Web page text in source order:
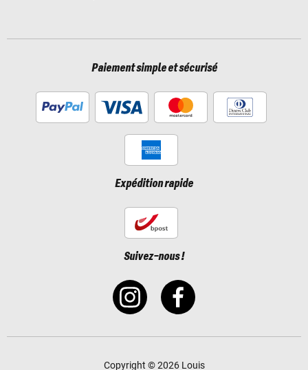
Paiement simple et sécurisé
Expédition rapide
Suivez-nous !
Copyright © 2026 Louis